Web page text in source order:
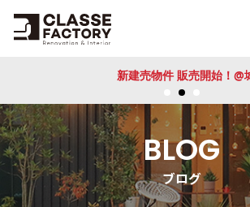
新建売物件 販売開始！@城陽
BLOG
ブログ